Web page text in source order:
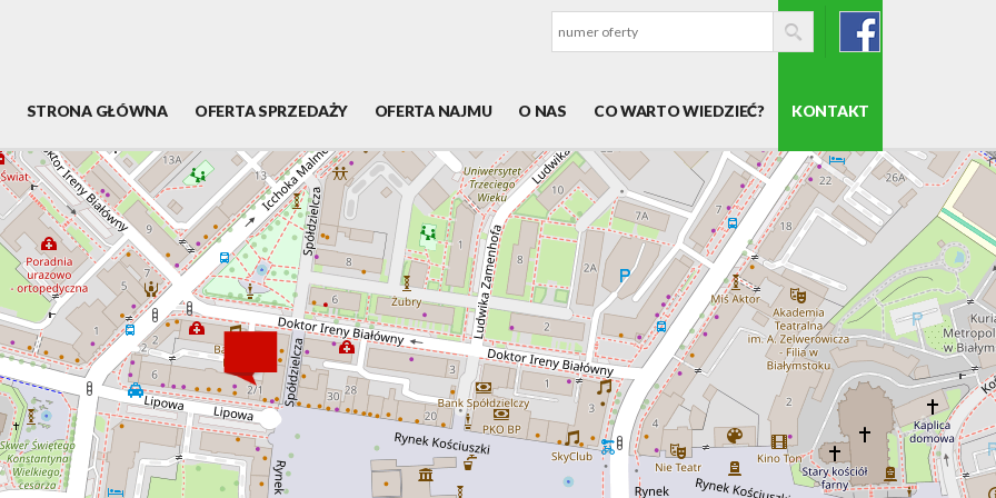
STRONA GŁÓWNA OFERTA SPRZEDAŻY OFERTA NAJMU O NAS CO WARTO WIEDZIEĆ? KONTAKT